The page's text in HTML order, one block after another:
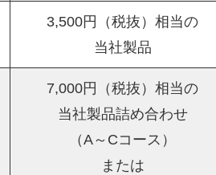
3,500円（税抜）相当の
当社製品
7,000円（税抜）相当の
当社製品詰め合わせ
（A～Cコース）
または